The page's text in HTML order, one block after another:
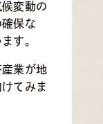
変動の
保な
す。
業が地
てみま